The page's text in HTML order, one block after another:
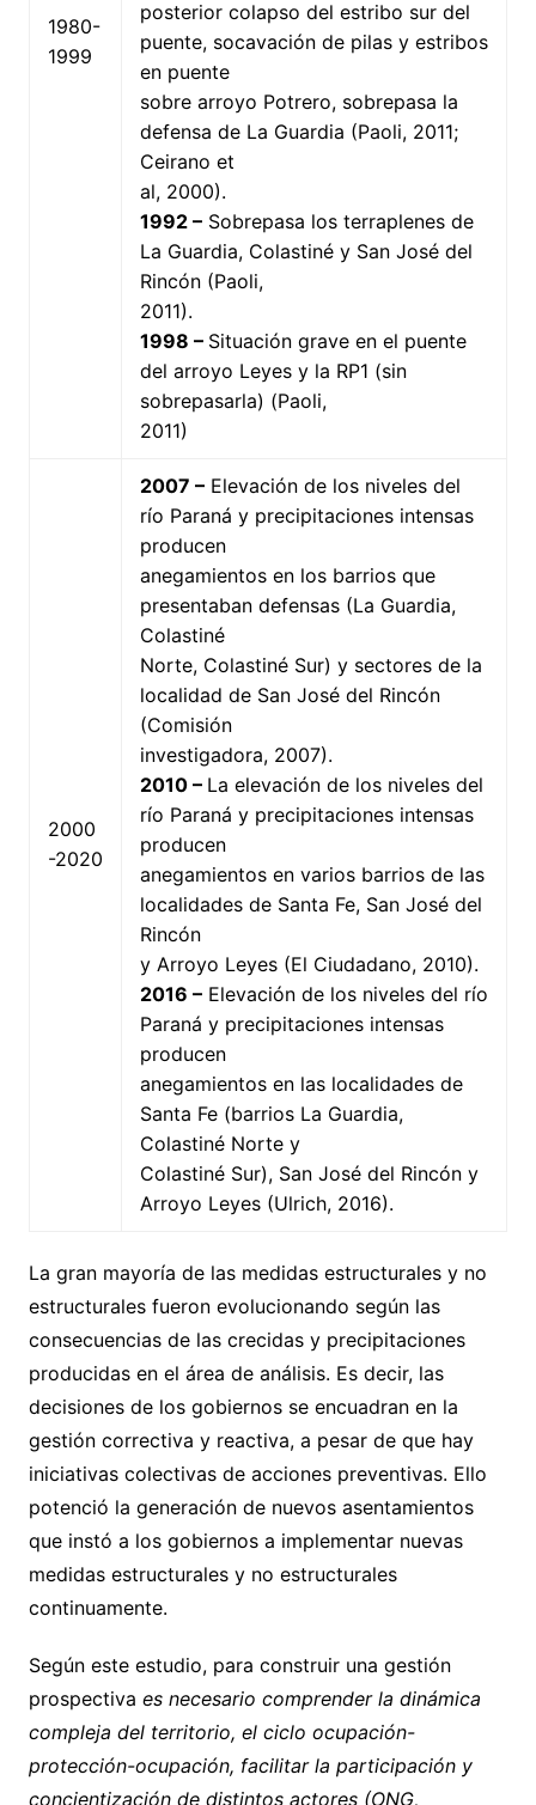
1980-
1999
posterior colapso del estribo sur del
puente, socavación de pilas y estribos
en puente
sobre arroyo Potrero, sobrepasa la
defensa de La Guardia (Paoli, 2011;
Ceirano et
al, 2000).
1992 –Sobrepasa los terraplenes de
La Guardia, Colastiné y San José del
Rincón (Paoli,
2011).
1998 – Situación grave en el puente
del arroyo Leyes y la RP1 (sin
sobrepasarla) (Paoli,
2011)
2000
-2020
2007 –Elevación de los niveles del
río Paraná y precipitaciones intensas
producen
anegamientos en los barrios que
presentaban defensas (La Guardia,
Colastiné
Norte, Colastiné Sur) y sectores de la
localidad de San José del Rincón
(Comisión
investigadora, 2007).
2010 – La elevación de los niveles del
río Paraná y precipitaciones intensas
producen
anegamientos en varios barrios de las
localidades de Santa Fe, San José del
Rincón
y Arroyo Leyes (El Ciudadano, 2010).
2016 –Elevación de los niveles del río
Paraná y precipitaciones intensas
producen
anegamientos en las localidades de
Santa Fe (barrios La Guardia,
Colastiné Norte y
Colastiné Sur), San José del Rincón y
Arroyo Leyes (Ulrich, 2016).
La gran mayoría de las medidas estructurales y no
estructurales fueron evolucionando según las
consecuencias de las crecidas y precipitaciones
producidas en el área de análisis. Es decir, las
decisiones de los gobiernos se encuadran en la
gestión correctiva y reactiva, a pesar de que hay
iniciativas colectivas de acciones preventivas. Ello
potenció la generación de nuevos asentamientos
que instó a los gobiernos a implementar nuevas
medidas estructurales y no estructurales
continuamente.
Según este estudio, para construir una gestión
prospectiva es necesario comprender la dinámica
compleja del territorio, el ciclo ocupación-
protección-ocupación, facilitar la participación y
concientización de distintos actores (ONG,